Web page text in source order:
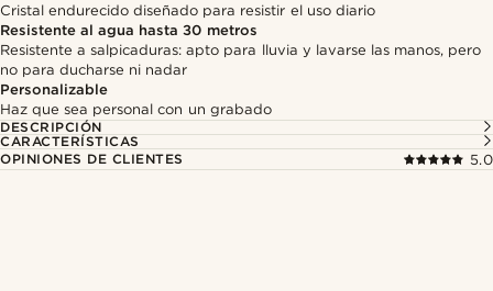
Cristal endurecido diseñado para resistir el uso diario
Resistente al agua hasta 30 metros
Resistente a salpicaduras: apto para lluvia y lavarse las manos, pero
no para ducharse ni nadar
Personalizable
Haz que sea personal con un grabado
DESCRIPCIÓN
CARACTERÍSTICAS
OPINIONES DE CLIENTES
5.0